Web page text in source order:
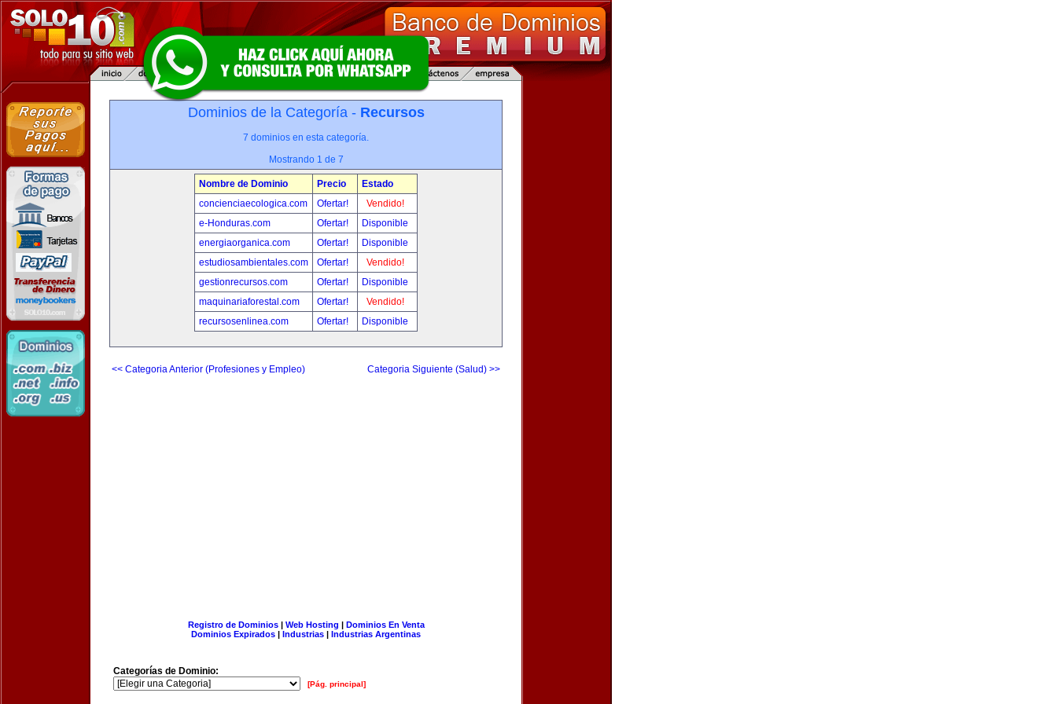
Dominios de la Categoría - Recursos
7 dominios en esta categoría.
Mostrando 1 de 7
Nombre de Dominio Precio
Estado
concienciaecologica.com
Ofertar!
Vendido!
e-Honduras.com
Ofertar!
Disponible
energiaorganica.com
Ofertar!
Disponible
estudiosambientales.com
Ofertar!
Vendido!
gestionrecursos.com
Ofertar!
Disponible
maquinariaforestal.com
Ofertar!
Vendido!
recursosenlinea.com
Ofertar! Disponible
<< Categoria Anterior (Profesiones y Empleo) Categoria Siguiente (Salud) >>
Registro de Dominios| Web Hosting | Dominios En Venta
Dominios Expirados | Industrias | Industrias Argentinas
Categorías de Dominio:
[Pág. principal]